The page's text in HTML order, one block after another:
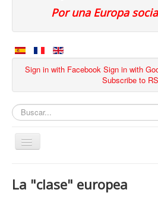
Por una Europa
Sign in with Facebook Sign in with
Subscribe to
Buscar
Cambiar
navegación
¿Quiénes somos?
La "clase" europea